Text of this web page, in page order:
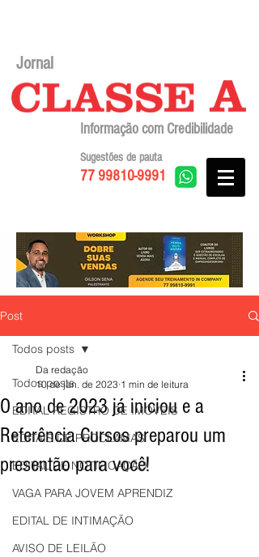
Jornal
Informação com Credibilidade
77 99810-9991
Sugestões de pauta
Post
Todos posts
EDITAL REGISTRO DE IMÓVEIS
EDITAIS DE PROCLAMAS
EDITAL DE NOTIFICAÇÃO
VAGA PARA JOVEM APRENDIZ
EDITAL DE INTIMAÇÃO
AVISO DE LEILÃO
Todos posts
O ano de 2023 já iniciou e a
Referência Cursos preparou um
presentão para você!
Da redação
10 de jan. de 2023 1 min de leitura